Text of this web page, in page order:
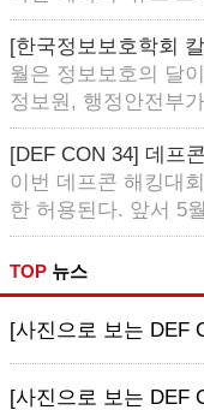
[한국정보보호학회
월은 정보보호의 달
정보원, 행정안전부
[DEF CON 34] 데프
이번 데프콘 해킹대
한 허용된다. 앞서 5
TOP 뉴스
[사진으로 보는 DEF
[사진으로 보는 DEF